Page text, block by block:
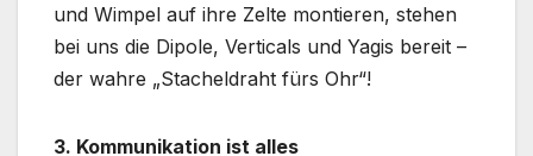
und Wimpel auf ihre Zelte montieren, stehen
bei uns die Dipole, Verticals und Yagis bereit –
der wahre „Stacheldraht fürs Ohr“!
3. Kommunikation ist alles